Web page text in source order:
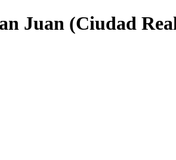
Juan (Ciudad